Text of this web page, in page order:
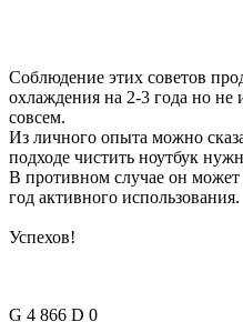
Соблюдение этих советов
охлаждения на 2-3 года но не
совсем.
Из личного опыта можно
подходе чистить ноутбук
В противном случае он может
год активного использования.
Успехов!
G 4 866 D 0